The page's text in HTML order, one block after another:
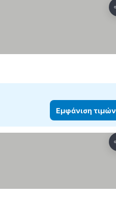
Εμφάνιση τιμών